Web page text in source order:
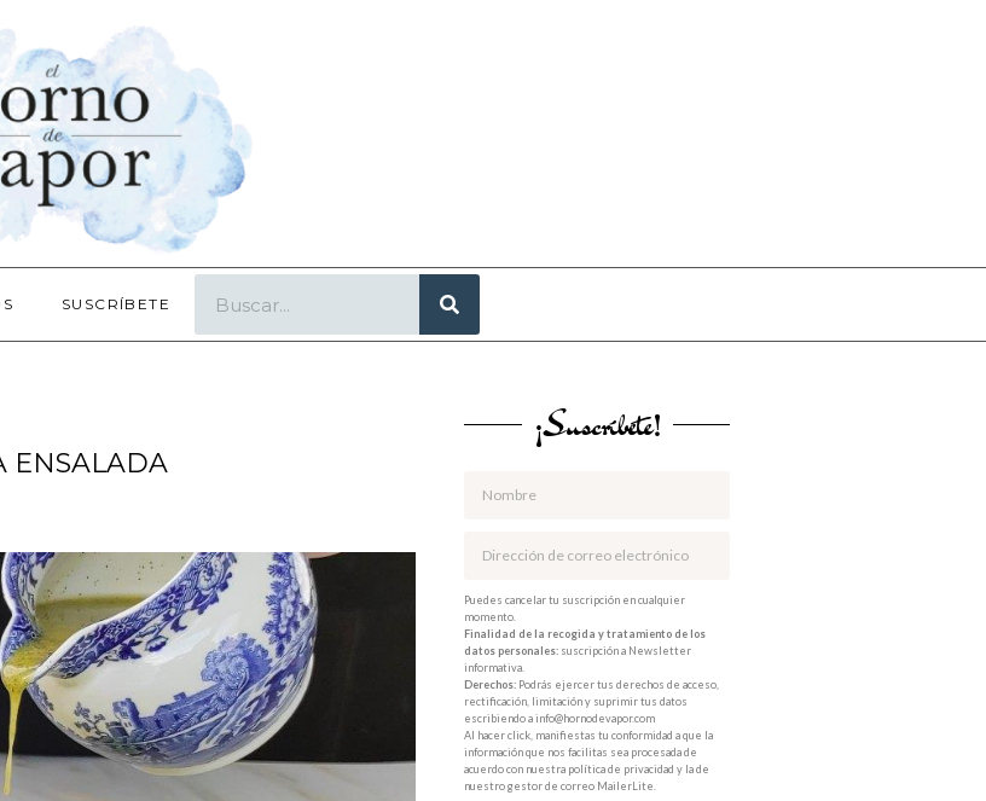
SUSCRÍBETE
ENSALADA
¡Suscríbete!
Puedes cancelar tu suscripción en cualquier
momento.
Finalidad de la recogida y tratamiento de los
datos personales: suscripción a Newsletter
informativa.
Derechos: Podrás ejercer tus derechos de acceso,
rectificación, limitación y suprimir tus datos
escribiendo a info@hornodevapor.com
Al hacer click, manifiestas tu conformidad a que la
información que nos facilitas sea procesada de
acuerdo con nuestra política de privacidad y la de
nuestro gestor de correo MailerLite.